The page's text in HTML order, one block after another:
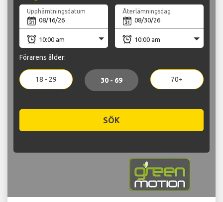
Upphämtningsdatum Återlämningsdag
Förarens ålder:
18 - 29 30 - 69 70+
SÖK